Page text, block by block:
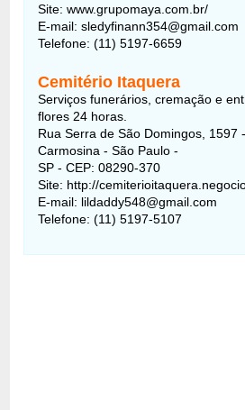
Site: www.grupomaya.com.br/
E-mail: sledyfinann354@gmail.com
Telefone: (11) 5197-6659
Cemitério Itaquera
Serviços funerários, cremação e
flores 24 horas.
Rua Serra de São Domingos, 1597
Carmosina - São Paulo -
SP - CEP: 08290-370
Site: http://
E-mail: lildaddy548@gmail.com
Telefone: (11) 5197-5107